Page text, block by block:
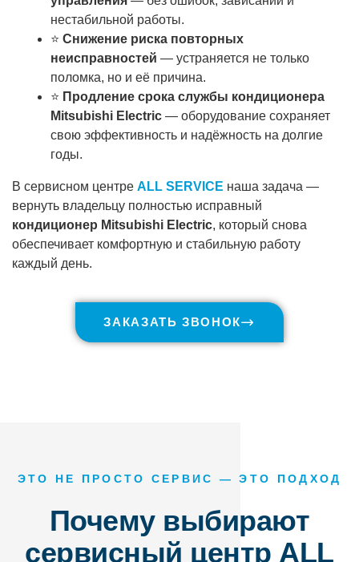
нестабильной работы.
⭐ Снижение риска повторных
неисправностей — устраняется не только
поломка, но и её причина.
⭐ Продление срока службы кондиционера
Mitsubishi Electric — оборудование сохраняет
свою эффективность и надёжность на долгие
годы.
В сервисном центре ALL SERVICE наша задача —
вернуть владельцу полностью исправный
кондиционер Mitsubishi Electric, который снова
обеспечивает комфортную и стабильную работу
каждый день.
ЗАКАЗАТЬ ЗВОНОК
ЭТО НЕ ПРОСТО СЕРВИС — ЭТО ПОДХОД
Почему выбирают
сервисный центр ALL